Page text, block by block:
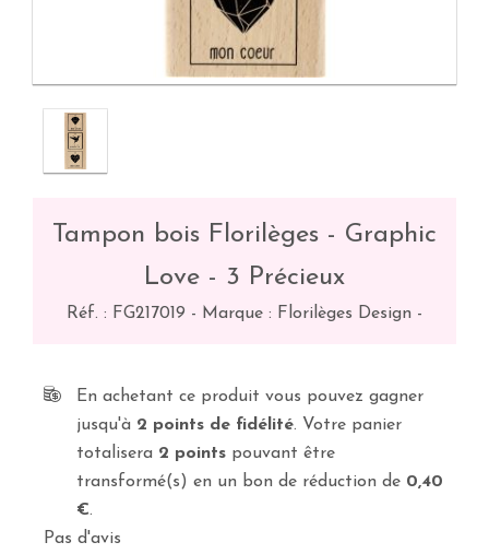
Tampon bois Florilèges - Graphic
Love - 3 Précieux
Réf. : FG217019 - Marque : Florilèges Design -
En achetant ce produit vous pouvez gagner
jusqu'à 2 points de fidélité. Votre panier
totalisera 2 points pouvant être
transformé(s) en un bon de réduction de 0,40
€.
Pas d'avis